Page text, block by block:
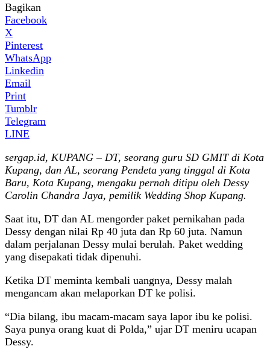
Bagikan
Facebook
X
Pinterest
WhatsApp
Linkedin
Email
Print
Tumblr
Telegram
LINE
sergap.id, KUPANG – DT, seorang guru SD GMIT di Kota
Kupang, dan AL, seorang Pendeta yang tinggal di Kota
Baru, Kota Kupang, mengaku pernah ditipu oleh Dessy
Carolin Chandra Jaya, pemilik Wedding Shop Kupang.
Saat itu, DT dan AL mengorder paket pernikahan pada
Dessy dengan nilai Rp 40 juta dan Rp 60 juta. Namun
dalam perjalanan Dessy mulai berulah. Paket wedding
yang disepakati tidak dipenuhi.
Ketika DT meminta kembali uangnya, Dessy malah
mengancam akan melaporkan DT ke polisi.
“Dia bilang, ibu macam-macam saya lapor ibu ke polisi.
Saya punya orang kuat di Polda,” ujar DT meniru ucapan
Dessy.